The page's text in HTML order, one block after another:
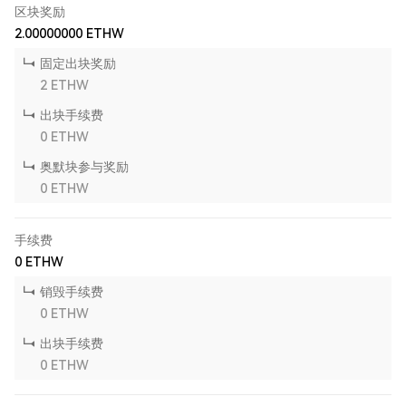
区块奖励
2.00000000 ETHW
固定出块奖励
2 ETHW
出块手续费
0 ETHW
奥默块参与奖励
0 ETHW
手续费
0 ETHW
销毁手续费
0 ETHW
出块手续费
0 ETHW